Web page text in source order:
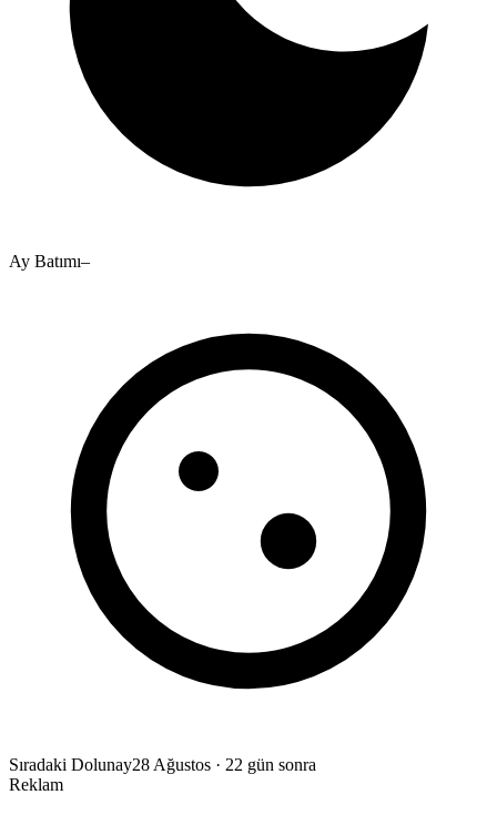
Ay Batımı–
Sıradaki Dolunay28 Ağustos · 22 gün sonra
Reklam